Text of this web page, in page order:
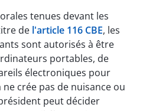
tenues devant les
de l'article 116 CBE, les
sont autorisés à être
portables, de
électroniques pour
crée pas de nuisance ou
peut décider